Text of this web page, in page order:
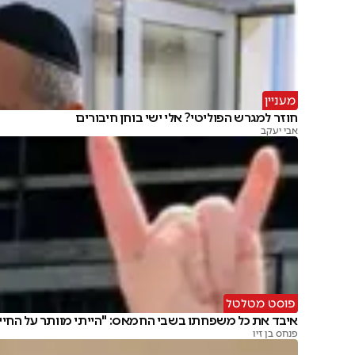
מעניין
חוזר למגרש הפוליטי? אלי ישי בוחן חיבורים
אבי יעקב
פוסט מטלטל
איבד את כל משפחתו בשבי החמאס: "הייתי מוותר על
פנחס בן זיו